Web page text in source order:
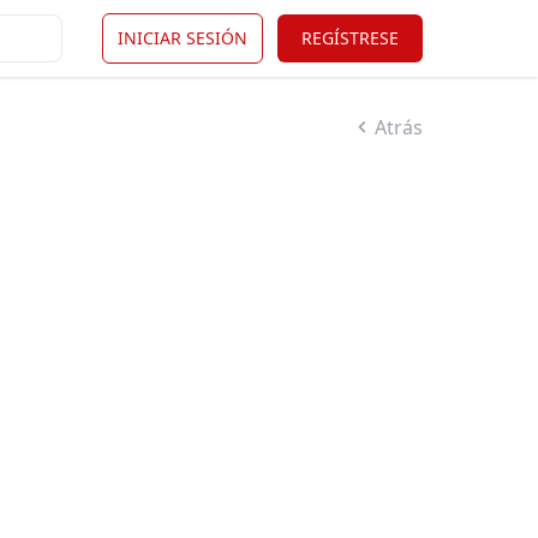
INICIAR SESIÓN REGÍSTRESE
Atrás